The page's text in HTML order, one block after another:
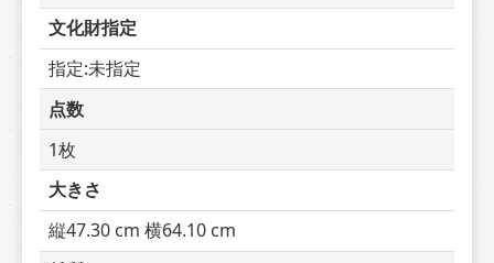
文化財指定
指定:未指定
点数
1枚
大きさ
縦47.30 cm 横64.10 cm